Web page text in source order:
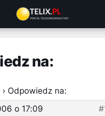
na:
› Odpowiedz na:
o 17:09